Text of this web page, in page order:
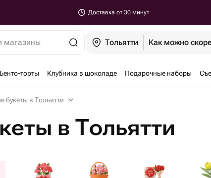
Доставка от 30 минут
магазины Тольятти Как можно
Бенто-торты Клубника в шоколаде Подарочные наборы
букеты в Тольятти
в Тольятти